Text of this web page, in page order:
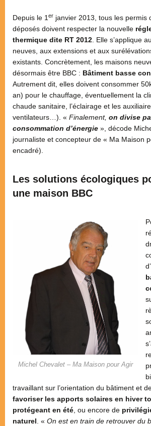
Depuis le 1er janvier 2013, tous les permis
déposés doivent respecter la nouvelle
thermique dite RT 2012. Elle s’applique
neuves, aux extensions et aux
existants. Concrètement, les maisons
désormais être BBC : Bâtiment basse
Autrement dit, elles doivent consommer
an) pour le chauffage, éventuellement la
chaude sanitaire, l’éclairage et les
ventilateurs…). « Finalement, on divise
consommation d’énergie », décode
journaliste et concepteur de « Ma Maison
encadré).
Les solutions écologiques
une maison BBC
Michel Chevalet – Ma Maison pour Agir
travaillant sur l’orientation du bâtiment et
favoriser les apports solaires en hiver
protégeant en été, ou encore de
naturel. « On est en train de retrouver du